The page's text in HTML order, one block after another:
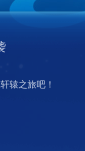
辕之旅吧！